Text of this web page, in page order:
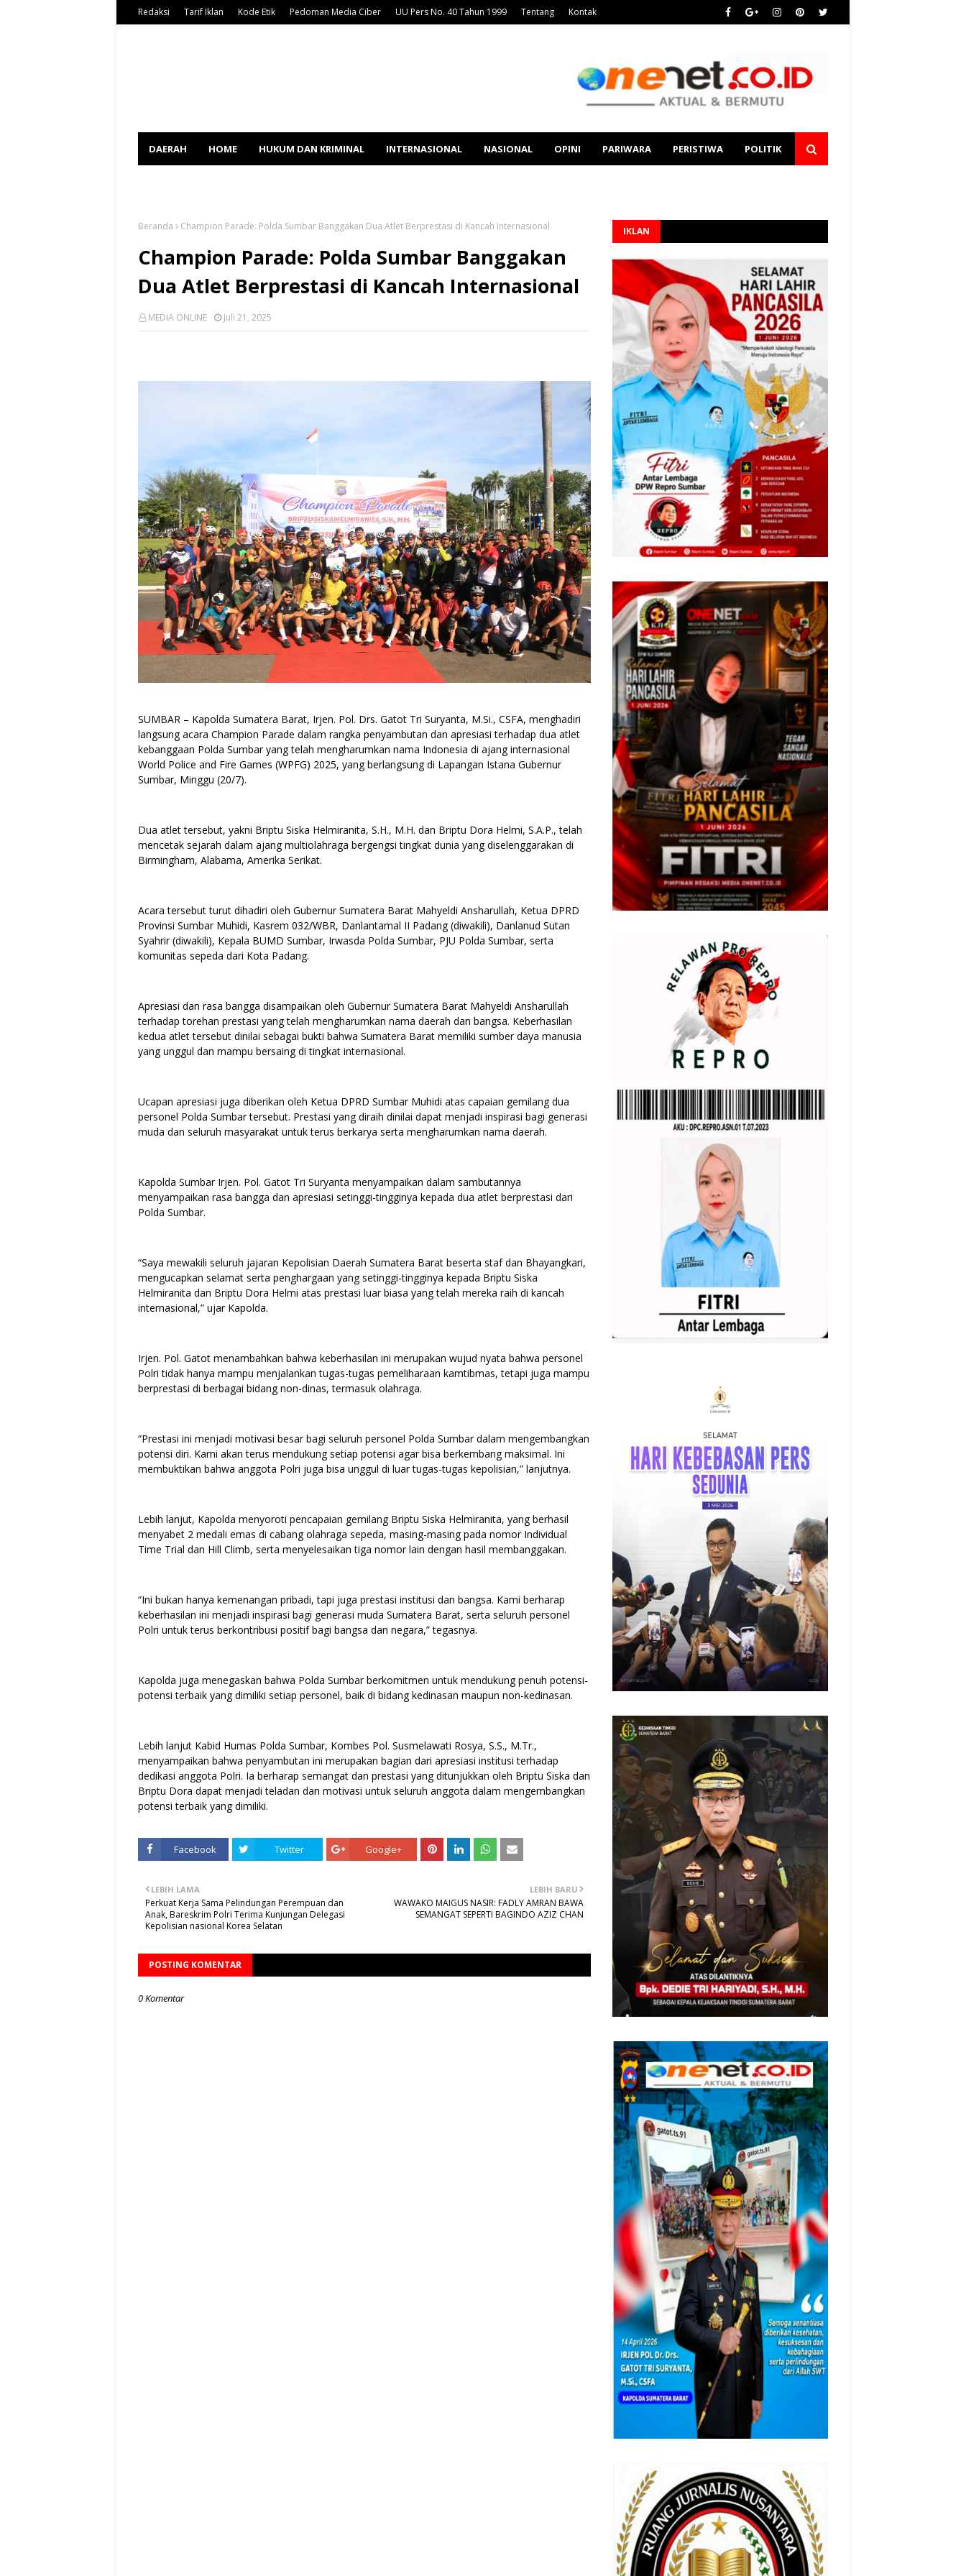
Redaksi Tarif Iklan Kode Etik Pedoman Media Ciber UU Pers No. 40 Tahun 1999 Tentang Kontak
DAERAH HOME HUKUM DAN KRIMINAL INTERNASIONAL NASIONAL OPINI PARIWARA PERISTIWA POLITIK
Beranda Champion Parade: Polda Sumbar Banggakan Dua Atlet Berprestasi di Kancah Internasional
Champion Parade: Polda Sumbar Banggakan
Dua Atlet Berprestasi di Kancah Internasional
MEDIA ONLINE Juli 21, 2025
SUMBAR – Kapolda Sumatera Barat, Irjen. Pol. Drs. Gatot Tri Suryanta, M.Si., CSFA, menghadiri
langsung acara Champion Parade dalam rangka penyambutan dan apresiasi terhadap dua atlet
kebanggaan Polda Sumbar yang telah mengharumkan nama Indonesia di ajang internasional
World Police and Fire Games (WPFG) 2025, yang berlangsung di Lapangan Istana Gubernur
Sumbar, Minggu (20/7).
Dua atlet tersebut, yakni Briptu Siska Helmiranita, S.H., M.H. dan Briptu Dora Helmi, S.A.P., telah
mencetak sejarah dalam ajang multiolahraga bergengsi tingkat dunia yang diselenggarakan di
Birmingham, Alabama, Amerika Serikat.
Acara tersebut turut dihadiri oleh Gubernur Sumatera Barat Mahyeldi Ansharullah, Ketua DPRD
Provinsi Sumbar Muhidi, Kasrem 032/WBR, Danlantamal II Padang (diwakili), Danlanud Sutan
Syahrir (diwakili), Kepala BUMD Sumbar, Irwasda Polda Sumbar, PJU Polda Sumbar, serta
komunitas sepeda dari Kota Padang.
Apresiasi dan rasa bangga disampaikan oleh Gubernur Sumatera Barat Mahyeldi Ansharullah
terhadap torehan prestasi yang telah mengharumkan nama daerah dan bangsa. Keberhasilan
kedua atlet tersebut dinilai sebagai bukti bahwa Sumatera Barat memiliki sumber daya manusia
yang unggul dan mampu bersaing di tingkat internasional.
Ucapan apresiasi juga diberikan oleh Ketua DPRD Sumbar Muhidi atas capaian gemilang dua
personel Polda Sumbar tersebut. Prestasi yang diraih dinilai dapat menjadi inspirasi bagi generasi
muda dan seluruh masyarakat untuk terus berkarya serta mengharumkan nama daerah.
Kapolda Sumbar Irjen. Pol. Gatot Tri Suryanta menyampaikan dalam sambutannya
menyampaikan rasa bangga dan apresiasi setinggi-tingginya kepada dua atlet berprestasi dari
Polda Sumbar.
“Saya mewakili seluruh jajaran Kepolisian Daerah Sumatera Barat beserta staf dan Bhayangkari,
mengucapkan selamat serta penghargaan yang setinggi-tingginya kepada Briptu Siska
Helmiranita dan Briptu Dora Helmi atas prestasi luar biasa yang telah mereka raih di kancah
internasional,” ujar Kapolda.
Irjen. Pol. Gatot menambahkan bahwa keberhasilan ini merupakan wujud nyata bahwa personel
Polri tidak hanya mampu menjalankan tugas-tugas pemeliharaan kamtibmas, tetapi juga mampu
berprestasi di berbagai bidang non-dinas, termasuk olahraga.
“Prestasi ini menjadi motivasi besar bagi seluruh personel Polda Sumbar dalam mengembangkan
potensi diri. Kami akan terus mendukung setiap potensi agar bisa berkembang maksimal. Ini
membuktikan bahwa anggota Polri juga bisa unggul di luar tugas-tugas kepolisian,” lanjutnya.
Lebih lanjut, Kapolda menyoroti pencapaian gemilang Briptu Siska Helmiranita, yang berhasil
menyabet 2 medali emas di cabang olahraga sepeda, masing-masing pada nomor Individual
Time Trial dan Hill Climb, serta menyelesaikan tiga nomor lain dengan hasil membanggakan.
“Ini bukan hanya kemenangan pribadi, tapi juga prestasi institusi dan bangsa. Kami berharap
keberhasilan ini menjadi inspirasi bagi generasi muda Sumatera Barat, serta seluruh personel
Polri untuk terus berkontribusi positif bagi bangsa dan negara,” tegasnya.
Kapolda juga menegaskan bahwa Polda Sumbar berkomitmen untuk mendukung penuh potensi-
potensi terbaik yang dimiliki setiap personel, baik di bidang kedinasan maupun non-kedinasan.
Lebih lanjut Kabid Humas Polda Sumbar, Kombes Pol. Susmelawati Rosya, S.S., M.Tr.,
menyampaikan bahwa penyambutan ini merupakan bagian dari apresiasi institusi terhadap
dedikasi anggota Polri. Ia berharap semangat dan prestasi yang ditunjukkan oleh Briptu Siska dan
Briptu Dora dapat menjadi teladan dan motivasi untuk seluruh anggota dalam mengembangkan
potensi terbaik yang dimiliki.
Facebook Twitter Google+
LEBIH BARU
WAWAKO MAIGUS NASIR: FADLY AMRAN BAWA
SEMANGAT SEPERTI BAGINDO AZIZ CHAN
LEBIH LAMA
Perkuat Kerja Sama Pelindungan Perempuan dan
Anak, Bareskrim Polri Terima Kunjungan Delegasi
Kepolisian nasional Korea Selatan
POSTING KOMENTAR
0 Komentar
IKLAN